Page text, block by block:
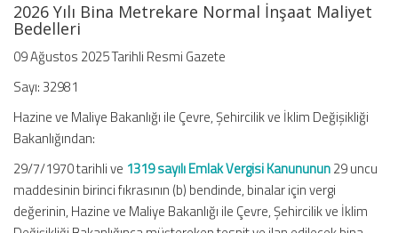
2026 Yılı Bina Metrekare Normal İnşaat Maliyet
Bedelleri
09 Ağustos 2025 Tarihli Resmi Gazete
Sayı: 32981
Hazine ve Maliye Bakanlığı ile Çevre, Şehircilik ve İklim Değişikliği
Bakanlığından:
29/7/1970 tarihli ve 1319 sayılı Emlak Vergisi Kanununun29 uncu
maddesinin birinci fıkrasının (b) bendinde, binalar için vergi
değerinin, Hazine ve Maliye Bakanlığı ile Çevre, Şehircilik ve İklim